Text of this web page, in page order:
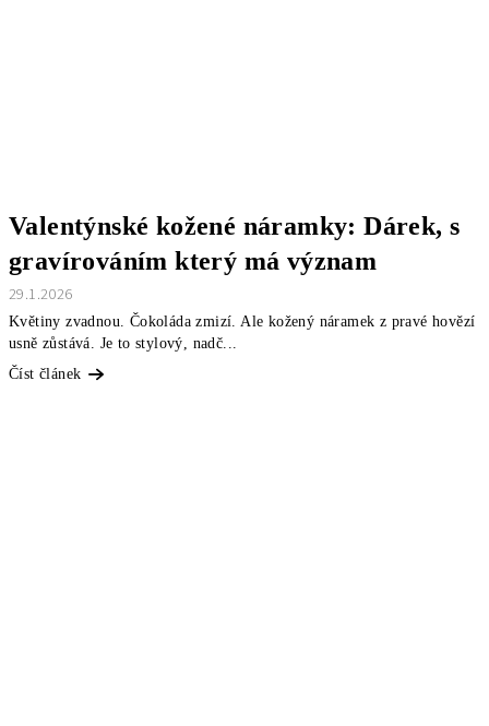
Valentýnské kožené náramky: Dárek, s
gravírováním který má význam
29.1.2026
Květiny zvadnou. Čokoláda zmizí. Ale kožený náramek z pravé hovězí
usně zůstává. Je to stylový, nadč...
Číst článek